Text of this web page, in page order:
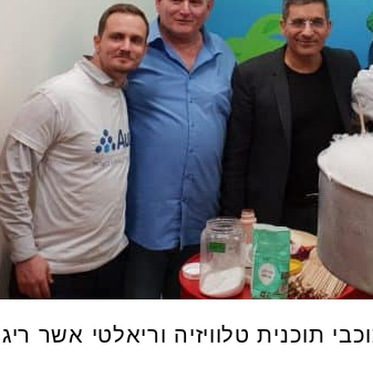
תוכנית טלוויזיה וריאלטי אשר